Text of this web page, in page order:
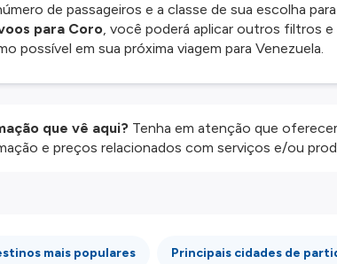
de passageiros e a classe de sua escolha
para Coro, você poderá aplicar outros filtros
possível em sua próxima viagem para Venezuela.
que vê aqui? Tenha em atenção que
e preços relacionados com serviços e/ou
mais populares Principais cidades de